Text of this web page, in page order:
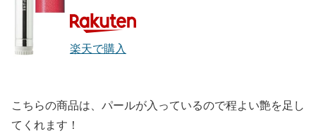
楽天で購入
こちらの商品は、 パールが入っているので程よい艶を足し
てくれます！